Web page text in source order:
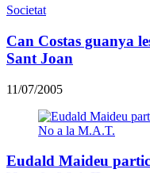
Societat
Can Costas guanya
Sant Joan
11/07/2005
Eudald Maideu